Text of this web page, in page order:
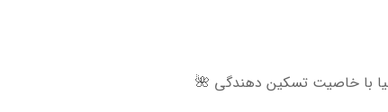
با خاصیت تسکین دهندگی 🌺